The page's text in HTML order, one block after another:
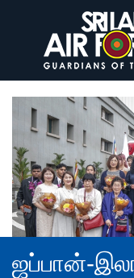
ஜப்பான்-